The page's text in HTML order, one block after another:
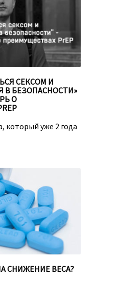
СЕКСОМ И
В БЕЗОПАСНОСТИ»
О
который уже 2 года
СНИЖЕНИЕ ВЕСА?